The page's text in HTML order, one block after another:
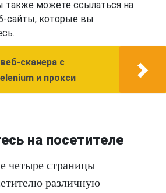
также можете ссылаться на
сайты, которые вы
сканера с
и прокси
на посетителе
четыре страницы
различную